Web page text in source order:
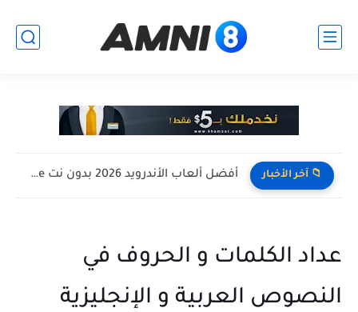
📁 آخر الأخبار أفضل ألعاب الأندرويد 2026 بدون نت Offline للأجهزة الضعيفة
عداد الكلمات و الحروف في
النصوص العربية و الإنجليزية